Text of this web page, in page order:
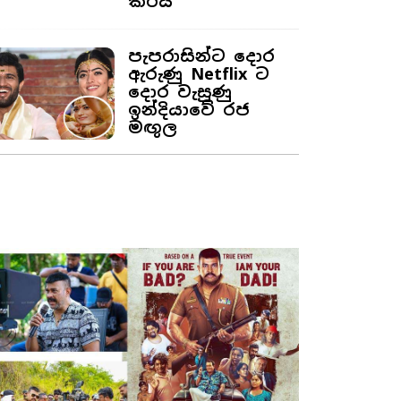
පැපරාසින්ට දොර
ඇරුණු Netflix ට
දොර වැසුණු
ඉන්දියාවේ රජ
මඟුල